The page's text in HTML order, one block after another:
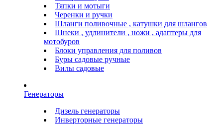
Тяпки и мотыги
Черенки и ручки
Шланги поливочные , катушки для шлангов
Шнеки , удлинители , ножи , адаптеры для
мотобуров
Блоки управления для поливов
Буры садовые ручные
Вилы садовые
Генераторы
Дизель генераторы
Инверторные генераторы